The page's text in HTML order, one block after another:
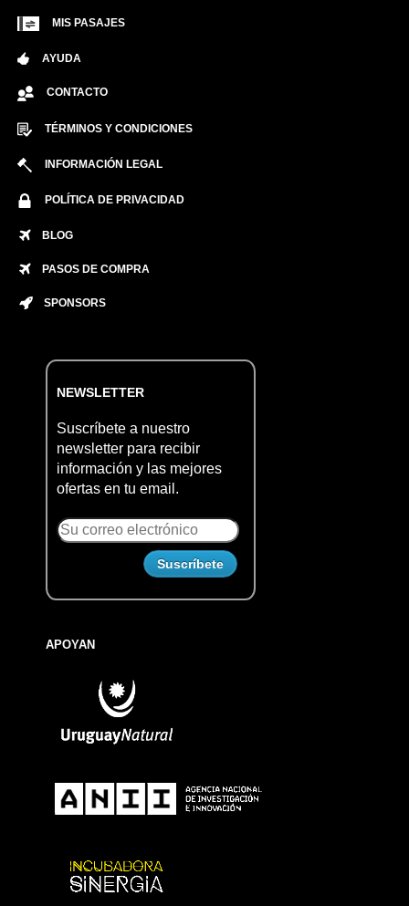
MIS PASAJES
AYUDA
CONTACTO
TÉRMINOS Y CONDICIONES
INFORMACIÓN LEGAL
POLÍTICA DE PRIVACIDAD
BLOG
PASOS DE COMPRA
SPONSORS
NEWSLETTER
Suscríbete a nuestro
newsletter para recibir
información y las mejores
ofertas en tu email.
APOYAN